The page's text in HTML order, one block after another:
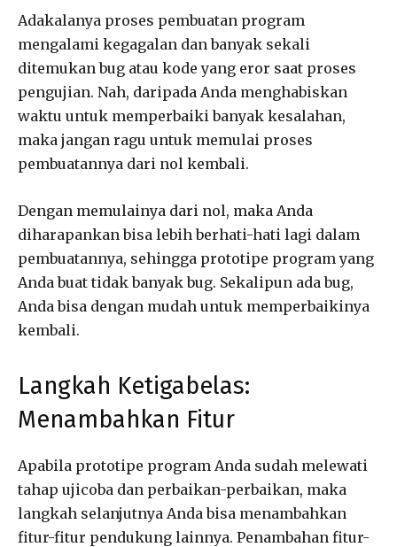
Adakalanya proses pembuatan program
mengalami kegagalan dan banyak sekali
ditemukan bug atau kode yang eror saat proses
pengujian. Nah, daripada Anda menghabiskan
waktu untuk memperbaiki banyak kesalahan,
maka jangan ragu untuk memulai proses
pembuatannya dari nol kembali.
Dengan memulainya dari nol, maka Anda
diharapankan bisa lebih berhati-hati lagi dalam
pembuatannya, sehingga prototipe program yang
Anda buat tidak banyak bug. Sekalipun ada bug,
Anda bisa dengan mudah untuk memperbaikinya
kembali.
Langkah Ketigabelas:
Menambahkan Fitur
Apabila prototipe program Anda sudah melewati
tahap ujicoba dan perbaikan-perbaikan, maka
langkah selanjutnya Anda bisa menambahkan
fitur-fitur pendukung lainnya. Penambahan fitur-